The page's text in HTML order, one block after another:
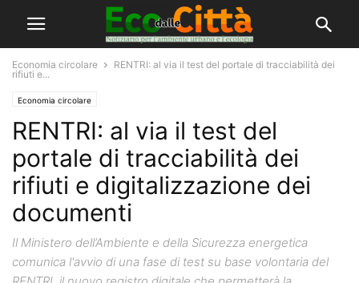
Economia circolare
RENTRI: al via il test del portale di tracciabilità dei
rifiuti e...
Economia circolare
RENTRI: al via il test del
portale di tracciabilità dei
rifiuti e digitalizzazione dei
documenti
Il Ministero dell’Ambiente e della Sicurezza energetica
comunica l'avvio di una fase di test su base volontaria del